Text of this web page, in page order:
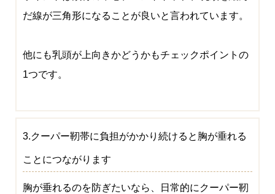
だ線が三角形になることが良いと言われています。
他にも乳頭が上向きかどうかもチェックポイントの
1つです。
3.クーパー靭帯に負担がかかり続けると胸が垂れる
ことにつながります
胸が垂れるのを防ぎたいなら、日常的にクーパー靭